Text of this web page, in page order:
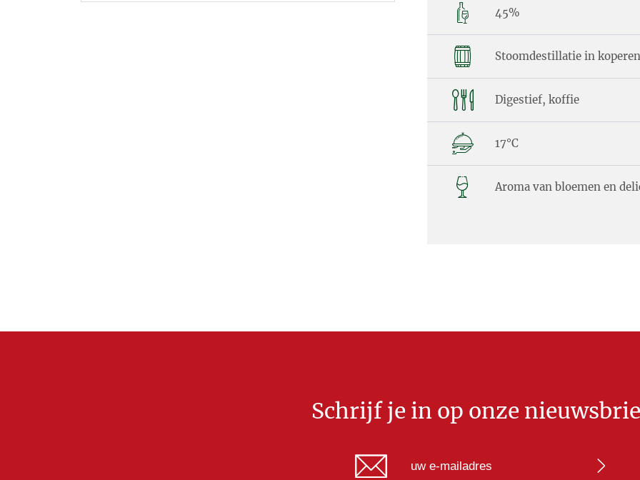
45%
Stoomdestillatie in
Digestief, koffie
17°C
Aroma van bloemen en
Schrijf je in op onze